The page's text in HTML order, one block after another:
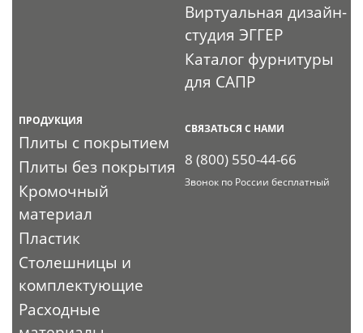
Виртуальная дизайн-
студия ЭГГЕР
Каталог фурнитуры
для САПР
ПРОДУКЦИЯ
Плиты с покрытием
Плиты без покрытия
Кромочный
материал
Пластик
Столешницы и
комплектующие
Расходные
СВЯЗАТЬСЯ С НАМИ
8 (800) 550-44-66
Звонок по России бесплатный